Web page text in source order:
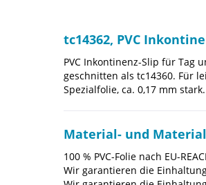
tc14362, PVC
PVC Inkontinenz-Slip für Tag
geschnitten als tc14360. Für
Spezialfolie, ca. 0,17 mm stark.
Material- und
100 % PVC-Folie nach EU-
Wir garantieren die